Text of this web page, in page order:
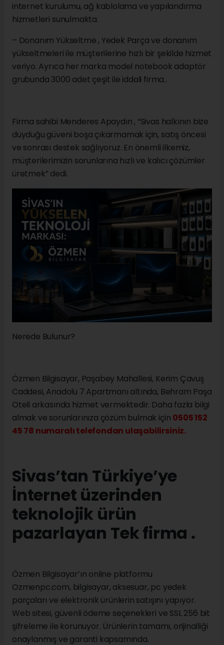
internet kurulumu, ağ kablolama ve yapılandırma
hizmetleri sunulmakta.
– Donanım Yükseltme , Yedek Parça ve donanım
yükseltmeleri ile müşterilerine hızlı bir şekilde hizmet
veriyo. Ayrıca her marka model notebook adaptör
grubunda 3000 adet çeşit ile iddali firma..
Firma sahibi Menderes Apaydın , “Sivas halkının bize
duyduğu güveni boşa çıkarmamak için, satış öncesi
ve sonrası destek sağlıyoruz. En önemli ilkemiz,
müşterilerimizin sorunlarına hızlı ve kalıcı çözümler
üretmek” dedi.
Nerede Bulunur?
Özmen Bilgisayar, Paşabey Mahallesi, Kerim Çavuş
Caddesi, Anadolu 7 Apartmanı altında, Behram Paşa
Oteli arkasında hizmet vermektedir. Daha fazla bilgi
almak ve sorunlarınıza çözüm bulmak için 0505 152
45 78 numaralı telefondan ulaşabilirsiniz.
Sivas’tan Türkiye’ye
İnternet üzerinden
teknolojik ürün
pazarlayan Tek firma .
Özmen Bilgisayar’ın online platformu
Ozmenpc.com, bilgisayar, aksesuar, pc yedek
parçaları ve elektronik ürünlerin satışını yapıyor.
Web sitesi, güvenli ödeme seçenekleri ve SSL 256 bit
şifreleme ile korunuyor. Ürünlerin tamamı, orijinalliği
onaylanmış ve garanti kapsamında.